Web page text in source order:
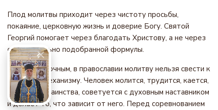
Плод молитвы приходит через чистоту просьбы,
покаяние, церковную жизнь и доверие Богу. Святой
Георгий помогает через благодать Христову, а не через
силу правильно подобранной формулы.
Если быть точным, в православии молитву нельзя свести к
бытовому механизму. Человек молится, трудится, кается,
принимает Таинства, советуется с духовным наставником
и делает то, что зависит от него. Перед соревнованием